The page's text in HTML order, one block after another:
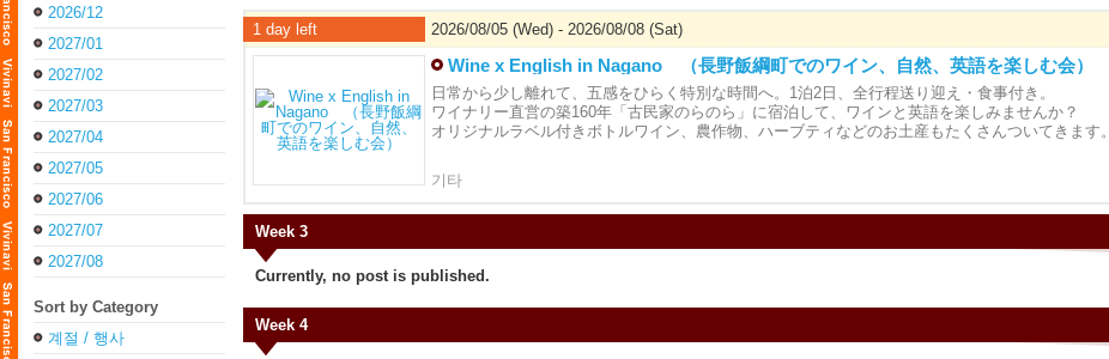
2026/12
2027/01
2027/02
2027/03
2027/04
2027/05
2027/06
2027/07
2027/08
Sort by Category
계절 / 행사
1 day left 2026/08/05 (Wed) - 2026/08/08 (Sat)
Wine x English in Nagano （長野飯綱町でのワイン、自然、英語を楽しむ会）
日常から少し離れて、五感をひらく特別な時間へ。1泊2日、全行程送り迎え・食事付き。
ワイナリー直営の築160年「古民家のらのら」に宿泊して、ワインと英語を楽しみませんか？
オリジナルラベル付きボトルワイン、農作物、ハーブティなどのお土産もたくさんついてきます。
기타
Week 3
Currently, no post is published.
Week 4